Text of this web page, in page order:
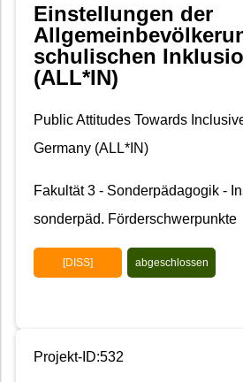
Einstellungen der
schulischen
(ALL*IN)
Public Attitudes Towards
Germany (ALL*IN)
Fakultät 3 - Sonderpädagogik -
sonderpäd. Förderschwerpunkte
[DISS] abgeschlossen
Projekt-ID:532